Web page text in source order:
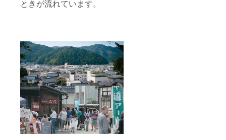
ときが流れています。